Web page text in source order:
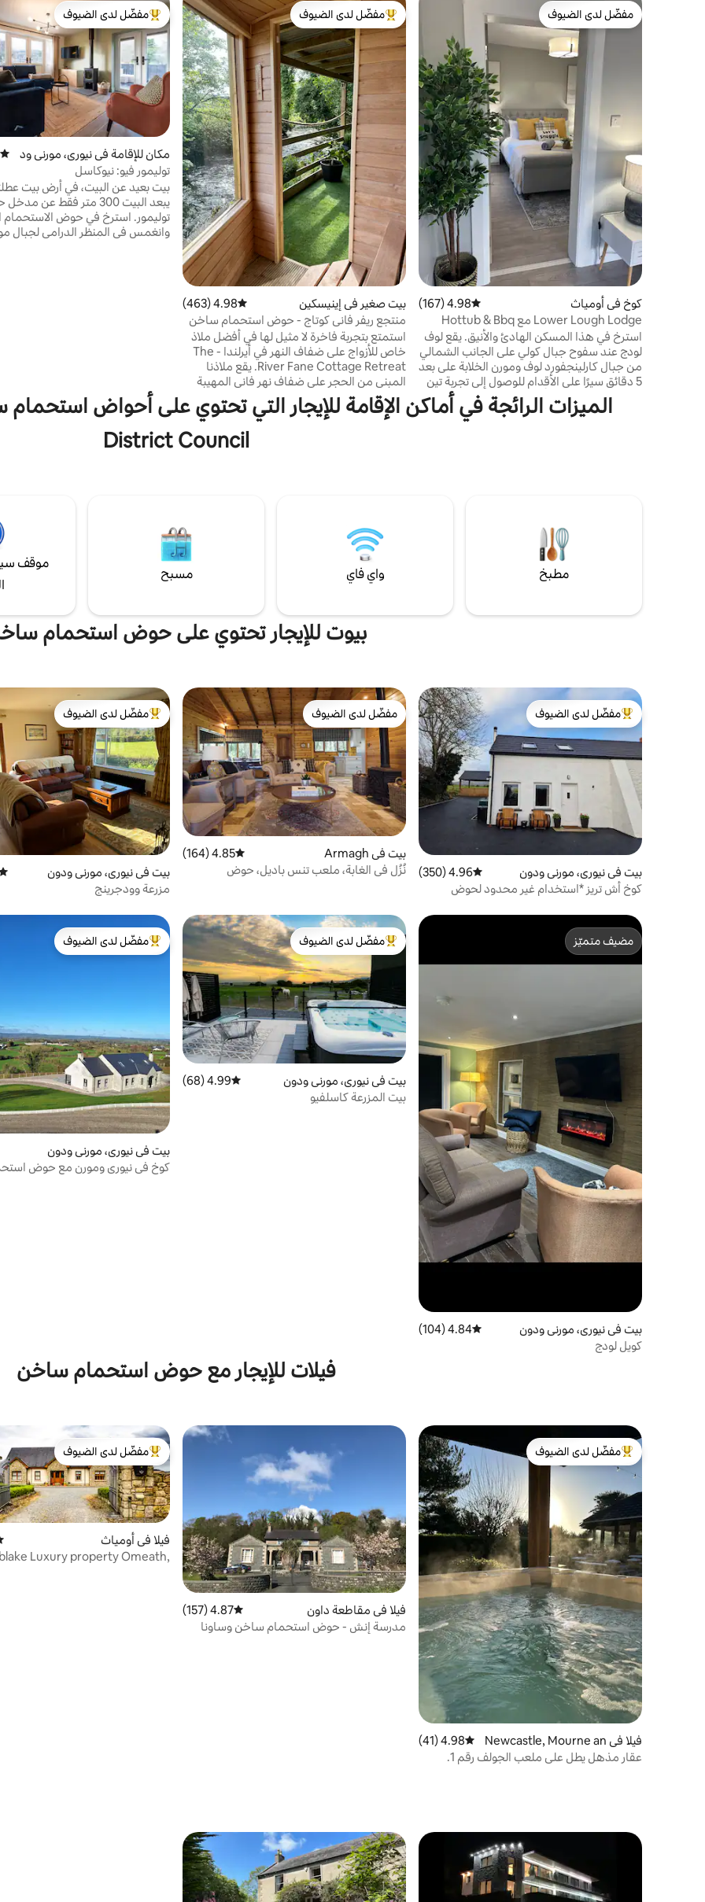
مفضّل لدى الضيوف
مفضّل لدى الضيوف
كوخ في أومياث متوسط التقييم 4.98 من 5، 167 مراجعات
4.98 (167)
Lower Lough Lodge مع Hottub & Bbq
استرخ في هذا المسكن الهادئ والأنيق. يقع لوف
لودج عند سفوح جبال كولي على الجانب الشمالي
من جبال كارلينجفورد لوف ومورن الخلابة على بعد
5 دقائق سيرًا على الأقدام للوصول إلى تجربة تين
و5 دقائق سيرًا على الأقدام للوصول إلى طريق
أوميث/كارلينجفورد الأخضر. غرفة نوم واحدة
تتسع لـ 4 أشخاص مع سرير أريكة في غرفة
من أبرز البيوت المفضّلة لدى الضيوف
مفضّل لدى الضيوف
بيت صغير في إينيسكين متوسط التقييم 4.98 من 5، 463 مراجعات
4.98 (463)
منتجع ريفر فاني كوتاج - حوض استحمام ساخن
~ ساونا ~ غطس
استمتع بتجربة فاخرة لا مثيل لها في أفضل ملاذ
خاص للأزواج على ضفاف النهر في أيرلندا - The
River Fane Cottage Retreat. يقع ملاذنا
المبني من الحجر على ضفاف نهر فاني المهيبة
في مقاطعة موناهان، ويقدم مزيجًا من السحر
الريفي والراحة العصرية. استمتع بالاسترخاء في
الساونا المخصصة وحوض الاستحمام الساخن
ومسبح الغطس البارد، وكلها تغذيها مياه الينابيع
من أبرز البيوت المفضّلة لدى الضيوف
مفضّل لدى الضيوف
مكان للإقامة في نيوري، مورني ود
ون
توليمور فيو: نيوكاسل
بيت بعيد عن البيت، في أرض بيت
يبعد البيت 300 متر فقط عن
توليمور. استرخ في حوض
District Council
مطبخ واي فاي مسبح
موقف
بيوت للإيجار تحتوي على حوض استحمام
من أبرز البيوت المفضّلة لدى الضيوف
مفضّل لدى الضيوف
بيت في نيوري، مورني ودون متوسط التقييم 4.96 من 5، 350 مراجعات
4.96 (350)
كوخ أش تريز *استخدام غير محدود لحوض
مفضّل لدى الضيوف
مفضّل لدى الضيوف
بيت في Armagh متوسط التقييم 4.85 من 5، 164 مراجعات
4.85 (164)
نُزُل في الغابة، ملعب تنس باديل، حوض
من أبرز البيوت المفضّلة لدى الضيوف
مفضّل لدى الضيوف
بيت في نيوري، مورني ودون
مزرعة وودجرينج
مضيف متميّز
مضيف متميّز
بيت في نيوري، مورني ودون متوسط التقييم 4.84 من 5، 104 مراجعات
4.84 (104)
كويل لودج
من أبرز البيوت المفضّلة لدى الضيوف
مفضّل لدى الضيوف
بيت في نيوري، مورني ودون متوسط التقييم 4.99 من 5، 68 مراجعات
4.99 (68)
بيت المزرعة كاسلفيو
من أبرز البيوت المفضّلة لدى الضيوف
مفضّل لدى الضيوف
بيت في نيوري، مورني ودون
كوخ في نيوري ومورن مع حوض
فيلات للإيجار مع حوض استحمام ساخن
من أبرز البيوت المفضّلة لدى الضيوف
مفضّل لدى الضيوف
فيلا في Newcastle, Mourne an
d Down
متوسط التقييم 4.98 من 5، 41 مراجعات
4.98 (41)
عقار مذهل يطل على ملعب الجولف رقم 1.
فيلا في مقاطعة داون متوسط التقييم 4.87 من 5، 157 مراجعات
4.87 (157)
مدرسة إنش - حوض استحمام ساخن وساونا
من أبرز البيوت المفضّلة لدى الضيوف
مفضّل لدى الضيوف
فيلا في أومياث
Luxury property Omeath,